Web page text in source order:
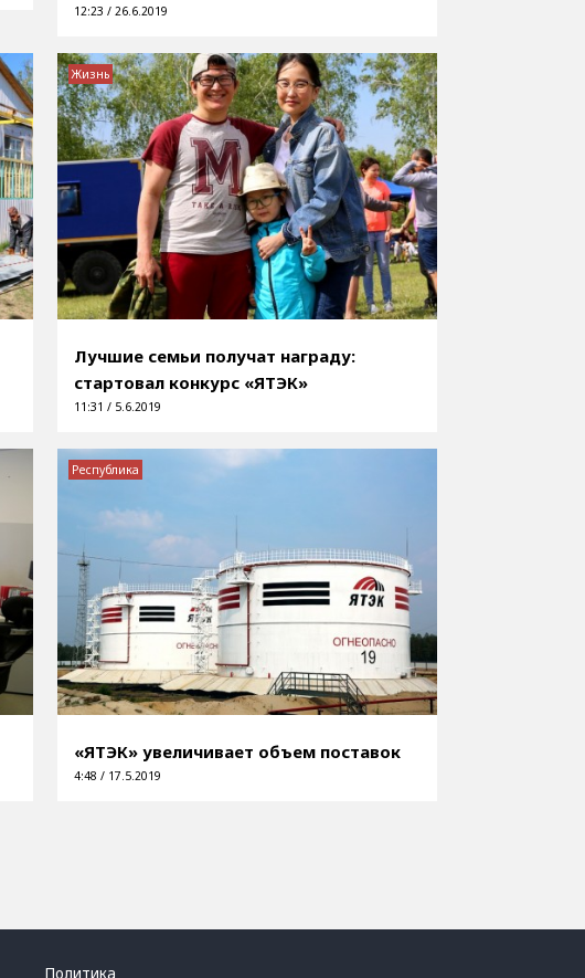
12:23 / 26.6.2019
Лучшие семьи получат награду:
стартовал конкурс «ЯТЭК»
11:31 / 5.6.2019
Жизнь
«ЯТЭК» увеличивает объем поставок
4:48 / 17.5.2019
Республика
Политика